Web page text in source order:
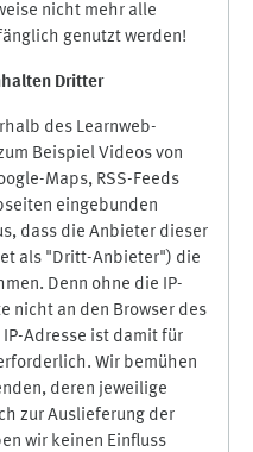
nicht mehr alle
genutzt werden!
Dritter
des Learnweb-
Beispiel Videos von
Maps, RSS-Feeds
eingebunden
dass die Anbieter dieser
als "Dritt-Anbieter") die
Denn ohne die IP-
nicht an den Browser des
Adresse ist damit für
Wir bemühen
deren jeweilige
zur Auslieferung der
wir keinen Einfluss